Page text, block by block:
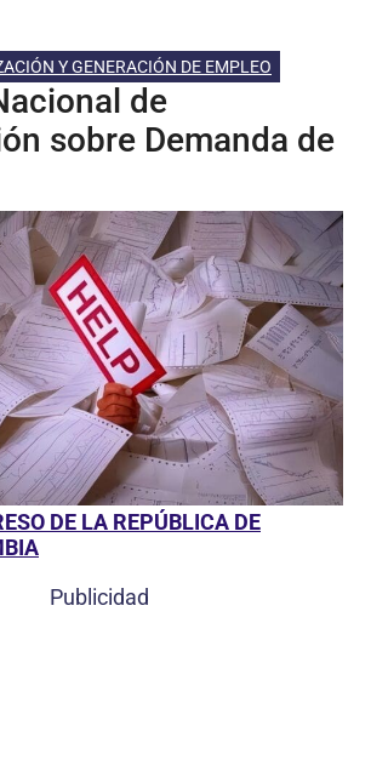
Y GENERACIÓN DE EMPLEO
de
sobre Demanda de
DE LA REPÚBLICA DE
Publicidad